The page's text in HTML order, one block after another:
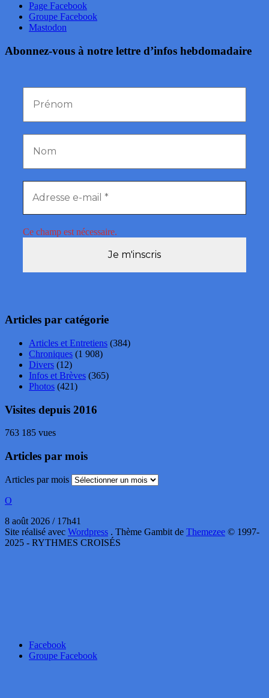
Page Facebook
Groupe Facebook
Mastodon
Abonnez-vous à notre lettre d’infos hebdomadaire
Ce champ est nécessaire.
Articles par catégorie
Articles et Entretiens (384)
Chroniques (1 908)
Divers (12)
Infos et Brèves (365)
Photos (421)
Visites depuis 2016
763 185 vues
Articles par mois
Articles par mois
O
8 août 2026 / 17h41
Site réalisé avec Wordpress . Thème Gambit de Themezee © 1997-
2025 - RYTHMES CROISÉS
Facebook
Groupe Facebook